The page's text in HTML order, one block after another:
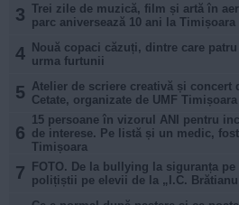
3 Trei zile de muzică, film și artă în
parc aniversează 10 ani la Timișoara
4
Nouă copaci căzuți, dintre care
urma furtunii
5 Atelier de scriere creativă și concert
Cetate, organizate de UMF Timișoara
6
15 persoane în vizorul ANI pentru
de interese. Pe listă și un medic,
Timișoara
7
FOTO. De la bullying la siguranța
polițiștii pe elevii de la „I.C.